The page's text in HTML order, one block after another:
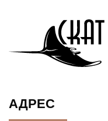
АДРЕС